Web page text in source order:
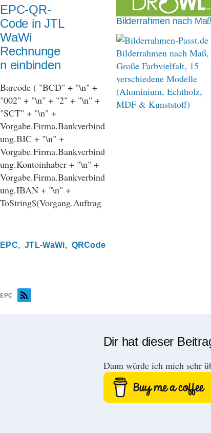
v
i
g
a
t
i
o
n
EPC-QR-
Code in JTL
WaWi
Rechnunge
n einbinden
Barcode ( "BCD" + "\n" +
"002" + "\n" + "2" + "\n" +
"SCT" + "\n" +
Vorgabe.Firma.Bankverbind
ung.BIC + "\n" +
Vorgabe.Firma.Bankverbind
ung.Kontoinhaber + "\n" +
Vorgabe.Firma.Bankverbind
ung.IBAN + "\n" +
ToString$(Vorgang.Auftrag
EPC JTL-WaWi QRCode
EPC
Bilderrahmen nach
Dir hat dieser
Dann würde ich mich sehr